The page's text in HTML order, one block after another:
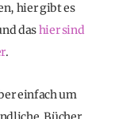
hier gibt es
dashier sind
.
einfach um